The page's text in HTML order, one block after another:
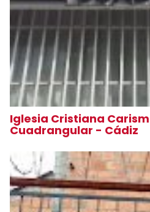
Iglesia Cristiana
Cuadrangular - Cádiz